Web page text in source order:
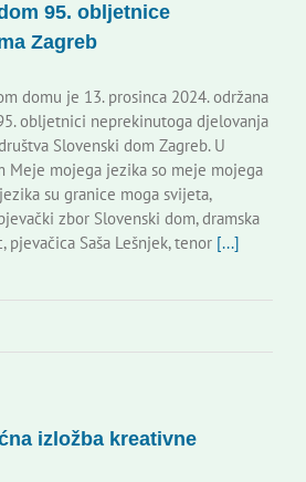
95. obljetnice
Zagreb
domu je 13. prosinca 2024. održana
obljetnici neprekinutoga djelovanja
Slovenski dom Zagreb. U
Meje mojega jezika so meje mojega
su granice moga svijeta,
zbor Slovenski dom, dramska
pjevačica Saša Lešnjek, tenor [...]
izložba kreativne